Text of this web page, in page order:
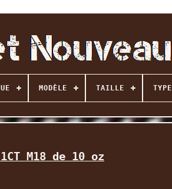
MODÈLE TAILLE TYPE
M18 de 10 oz